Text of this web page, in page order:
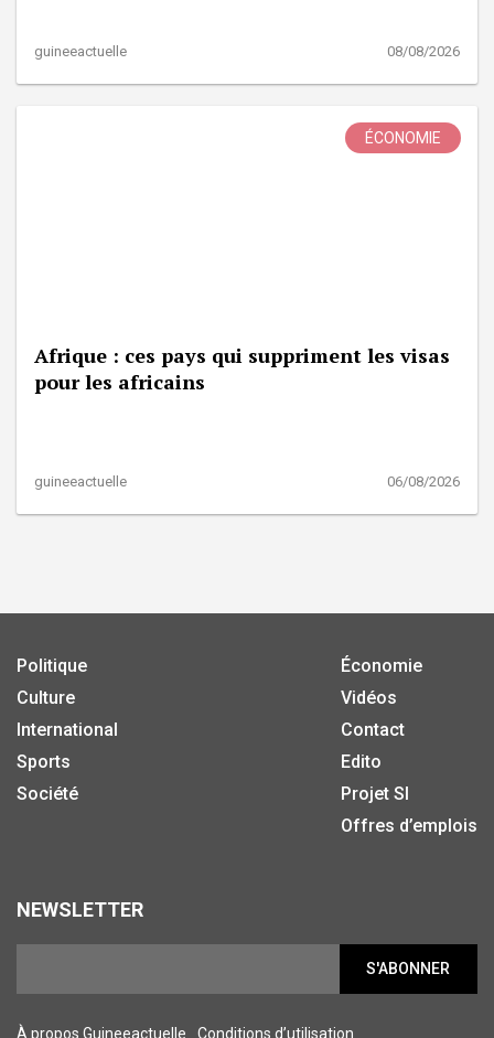
guineeactuelle 08/08/2026
ÉCONOMIE
Afrique : ces pays qui suppriment les visas
pour les africains
guineeactuelle 06/08/2026
Politique
Culture
International
Sports
Société
Économie
Vidéos
Contact
Edito
Projet SI
Offres d’emplois
NEWSLETTER
S'ABONNER
À propos Guineeactuelle Conditions d’utilisation